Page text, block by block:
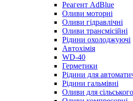
Реагент AdBlue
Оливи моторні
Оливи гідравлічні
Оливи трансмісійні
Рідини охолоджуючі
Автохімія
WD-40
Герметики
Рідини для
Рідини гальмівні
Оливи для